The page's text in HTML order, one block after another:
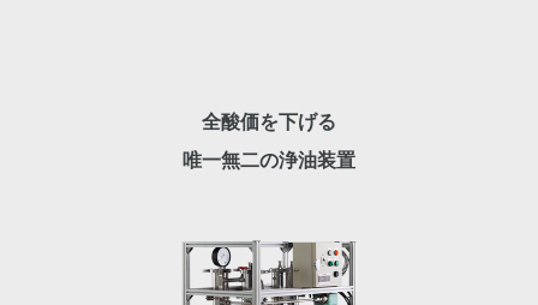
全酸価を下げる
唯一無二の浄油装置